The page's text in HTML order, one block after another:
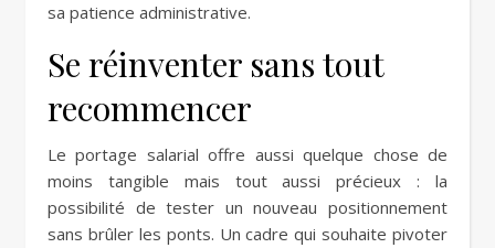
sa patience administrative.
Se réinventer sans tout
recommencer
Le portage salarial offre aussi quelque chose de
moins tangible mais tout aussi précieux : la
possibilité de tester un nouveau positionnement
sans brûler les ponts. Un cadre qui souhaite pivoter